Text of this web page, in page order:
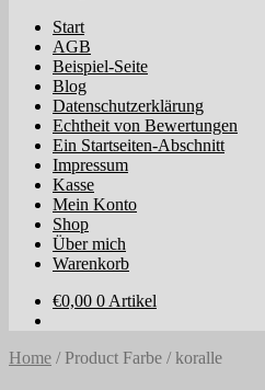
Start
AGB
Beispiel-Seite
Blog
Datenschutzerklärung
Echtheit von Bewertungen
Ein Startseiten-Abschnitt
Impressum
Kasse
Mein Konto
Shop
Über mich
Warenkorb
€0,00 0 Artikel
Home / Product Farbe /koralle